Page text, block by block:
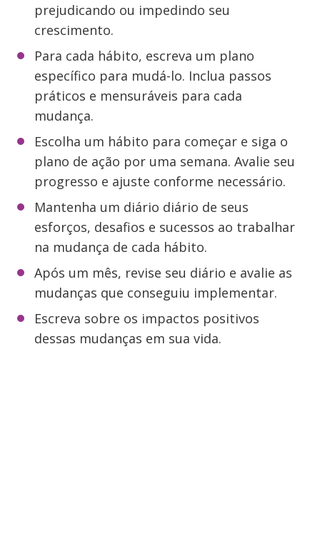
prejudicando ou impedindo seu
crescimento.
Para cada hábito, escreva um plano
específico para mudá-lo. Inclua passos
práticos e mensuráveis para cada
mudança.
Escolha um hábito para começar e siga o
plano de ação por uma semana. Avalie seu
progresso e ajuste conforme necessário.
Mantenha um diário diário de seus
esforços, desafios e sucessos ao trabalhar
na mudança de cada hábito.
Após um mês, revise seu diário e avalie as
mudanças que conseguiu implementar.
Escreva sobre os impactos positivos
dessas mudanças em sua vida.